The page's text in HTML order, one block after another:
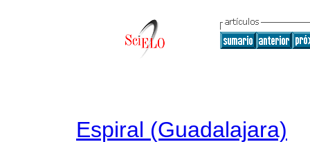
Espiral (Guadalajara)